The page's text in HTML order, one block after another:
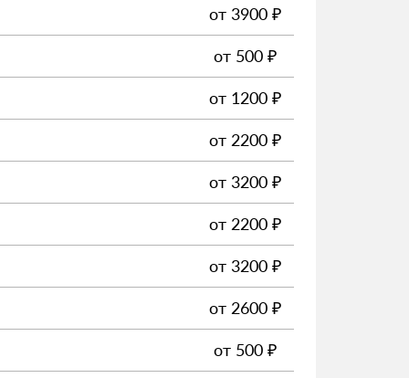
от 3900 ₽
от 500 ₽
от 1200 ₽
от 2200 ₽
от 3200 ₽
от 2200 ₽
от 3200 ₽
от 2600 ₽
от 500 ₽